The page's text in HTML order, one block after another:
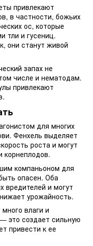
привлекают
в частности, божьих
ос, которые
тли и гусениц.
они станут живой
запах не
числе и нематодам.
привлекают
для многих
Фенхель выделяет
роста и могут
корнеплодов.
компаньоном для
опасен. Оба
вредителей и могут
урожайность.
влаги и
это создает сильную
привести к ее